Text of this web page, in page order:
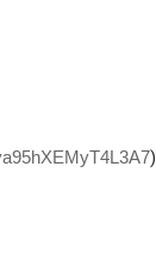
)